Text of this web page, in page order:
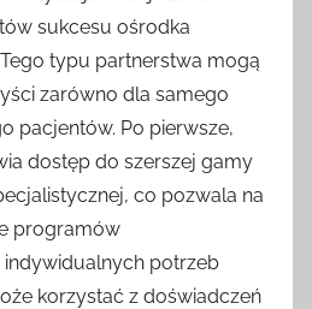
sukcesu ośrodka
typu partnerstwa mogą
zarówno dla samego
pacjentów. Po pierwsze,
dostęp do szerszej gamy
co pozwala na
programów
potrzeb
korzystać z doświadczeń